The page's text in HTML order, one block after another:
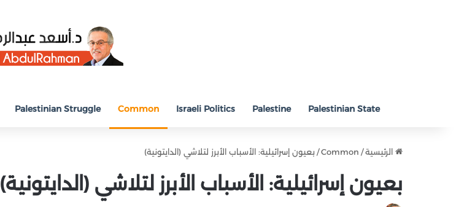
Palestinian State
Palestine
Israeli Politics
Common
Palestinian Struggle
الرئيسية/
Common
/ بعيون إسرائيلية: الأسباب الأبرز لتلاشي (الدايتونية)
بعيون إسرائيلية: الأسباب الأبرز لتلاشي (الدايتونية)